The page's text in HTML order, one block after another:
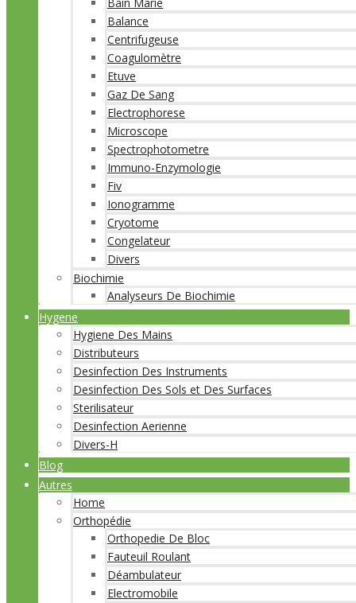
Balance
Centrifugeuse
Coagulomètre
Etuve
Gaz De Sang
Electrophorese
Microscope
Spectrophotometre
Immuno-Enzymologie
Fiv
Ionogramme
Cryotome
Congelateur
Divers
Biochimie
Analyseurs De Biochimie
Hygene
Hygiene Des Mains
Distributeurs
Desinfection Des Instruments
Desinfection Des Sols et Des Surfaces
Sterilisateur
Desinfection Aerienne
Divers-H
Blog
Autres
Home
Orthopédie
Orthopedie De Bloc
Fauteuil Roulant
Déambulateur
Electromobile